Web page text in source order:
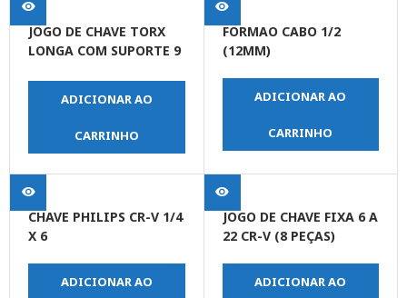
JOGO DE CHAVE TORX
LONGA COM SUPORTE 9
ADICIONAR AO
CARRINHO
FORMAO CABO 1/2
(12MM)
ADICIONAR AO
CARRINHO
CHAVE PHILIPS CR-V 1/4
X 6
ADICIONAR AO
JOGO DE CHAVE FIXA 6 A
22 CR-V (8 PEÇAS)
ADICIONAR AO